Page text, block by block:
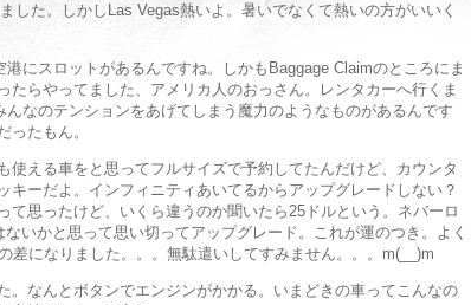
した。しかしLas Vegas熱いよ。暑いでなくて熱いの方がいいく
にスロットがあるんですね。しかもBaggage Claimのところにま
たらやってました、アメリカ人のおっさん。レンタカーへ行くま
なのテンションをあげてしまう魔力のようなものがあるんです
ったもん。
使える車をと思ってフルサイズで予約してたんだけど、カウンタ
キーだよ。インフィニティあいてるからアップグレードしない？
て思ったけど、いくら違うのか聞いたら25ドルという。ネバーロ
いかと思って思い切ってアップグレード。これが運のつき。よく
差になりました。。。無駄遣いしてすみません。。。m(__)m
。なんとボタンでエンジンがかかる。いまどきの車ってこんなの